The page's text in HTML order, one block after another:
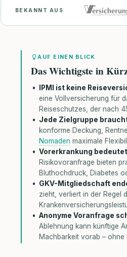
BEKANNT AUS
AUF EINEN BLICK
Das Wichtigste in
IPMI ist keine
eine Vollversicherung für
Reiseschutzes, der nach
Jede Zielgruppe
konforme Deckung,
Nomaden maximale
Vorerkrankung
Risikovoranfrage bieten
Bluthochdruck, Diabetes
GKV-Mitgliedschaft
zieht, verliert in der Regel
Anonyme Voranfrage
Ablehnung kann künftige
Machbarkeit vorab – ohne